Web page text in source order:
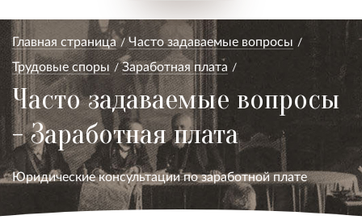
Главная страница
Часто задаваемые вопросы
Трудовые споры
Заработная плата
Часто задаваемые вопросы
- Заработная плата
Юридические консультации по заработной плате